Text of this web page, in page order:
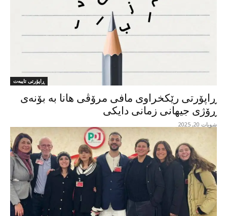
ڕاپۆرتی تایبەت
ڕاپۆرتی رێکخراوی مافی مرۆڤی هانا بە بۆنەی
ڕۆژی جیهانی زمانی دایکی
شوبات 20, 2025